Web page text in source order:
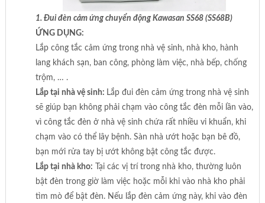
1. Đui đèn cảm ứng chuyển động Kawasan SS68 (SS68B)
ỨNG DỤNG:
Lắp công tắc cảm ứng trong nhà vệ sinh, nhà kho, hành
lang khách sạn, ban công, phòng làm việc, nhà bếp, chống
trộm, … .
Lắp tại nhà vệ sinh: Lắp đui đèn cảm ứng trong nhà vệ sinh
sẽ giúp bạn không phải chạm vào công tắc đèn mỗi lần vào,
vì công tắc đèn ở nhà vệ sinh chứa rất nhiều vi khuẩn, khi
chạm vào có thể lây bệnh. Sàn nhà ướt hoặc bạn bê đồ,
bạn mới rửa tay bị ướt không bật công tắc được.
Lắp tại nhà kho: Tại các vị trí trong nhà kho, thường luôn
bật đèn trong giờ làm việc hoặc mỗi khi vào nhà kho phải
tìm mò để bật đèn. Nếu lắp đèn cảm ứng này, khi vào đèn